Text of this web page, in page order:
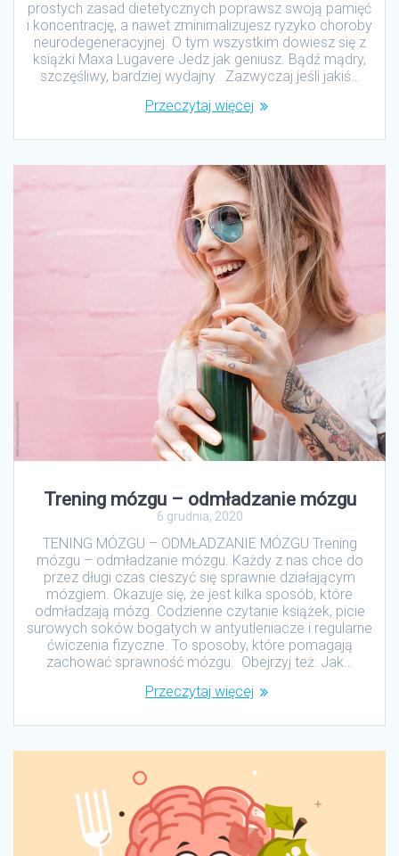
prostych zasad dietetycznych poprawsz swoją pamięć
i koncentrację, a nawet zminimalizujesz ryzyko choroby
neurodegeneracyjnej. O tym wszystkim dowiesz się z
książki Maxa Lugavere Jedz jak geniusz. Bądź mądry,
szczęśliwy, bardziej wydajny. Zazwyczaj jeśli jakiś…
Przeczytaj więcej
Trening mózgu – odmładzanie mózgu
6 grudnia, 2020
TENING MÓZGU – ODMŁADZANIE MÓZGU Trening
mózgu – odmładzanie mózgu. Każdy z nas chce do
przez długi czas cieszyć się sprawnie działającym
mózgiem. Okazuje się, że jest kilka sposób, które
odmładzają mózg. Codzienne czytanie książek, picie
surowych soków bogatych w antyutleniacze i regularne
ćwiczenia fizyczne. To sposoby, które pomagają
zachować sprawność mózgu. Obejrzyj też: Jak…
Przeczytaj więcej